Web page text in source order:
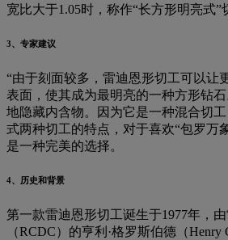
宽比大于1.05时，称作“长方形明亮式”
3、专家建议
“由于刻面较多，雷迪恩形切工可以让
表面，使其成为最明亮的一种方形钻
地隐藏内含物。因为它是一种混合切
式两种切工的特点，对于喜欢“包罗万
是一种完美的选择。
4、历史和背景
第一款雷迪恩形切工诞生于1977年，
（RCDC）的亨利·格罗斯伯德（Henry